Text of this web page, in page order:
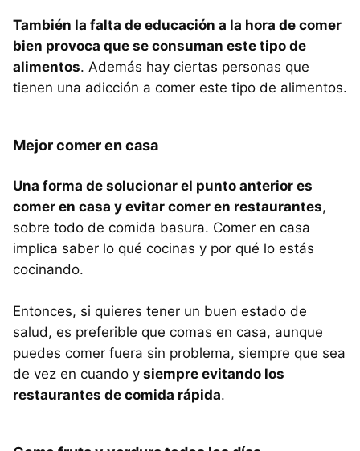
También la falta de educación a la hora de comer
bien provoca que se consuman este tipo de
alimentos. Además hay ciertas personas que
tienen una adicción a comer este tipo de alimentos.
Mejor comer en casa
Una forma de solucionar el punto anterior es
comer en casa y evitar comer en restaurantes,
sobre todo de comida basura. Comer en casa
implica saber lo qué cocinas y por qué lo estás
cocinando.
Entonces, si quieres tener un buen estado de
salud, es preferible que comas en casa, aunque
puedes comer fuera sin problema, siempre que sea
de vez en cuando y siempre evitando los
restaurantes de comida rápida.